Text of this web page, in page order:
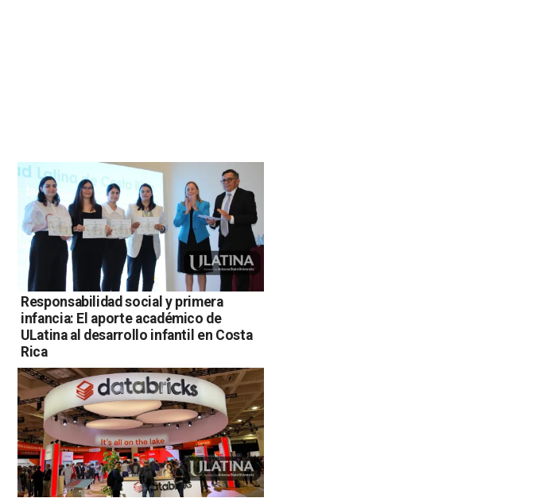
Responsabilidad social y primera
infancia: El aporte académico de
ULatina al desarrollo infantil en Costa
Rica